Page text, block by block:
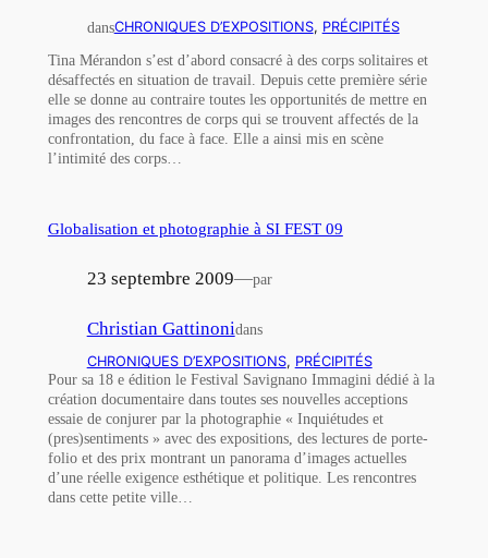
dansCHRONIQUES D’EXPOSITIONS, PRÉCIPITÉS
Tina Mérandon s’est d’abord consacré à des corps solitaires et
désaffectés en situation de travail. Depuis cette première série
elle se donne au contraire toutes les opportunités de mettre en
images des rencontres de corps qui se trouvent affectés de la
confrontation, du face à face. Elle a ainsi mis en scène
l’intimité des corps…
Globalisation et photographie à SI FEST 09
23 septembre 2009—par
Christian Gattinonidans
CHRONIQUES D’EXPOSITIONS, PRÉCIPITÉS
Pour sa 18 e édition le Festival Savignano Immagini dédié à la
création documentaire dans toutes ses nouvelles acceptions
essaie de conjurer par la photographie « Inquiétudes et
(pres)sentiments » avec des expositions, des lectures de porte-
folio et des prix montrant un panorama d’images actuelles
d’une réelle exigence esthétique et politique. Les rencontres
dans cette petite ville…